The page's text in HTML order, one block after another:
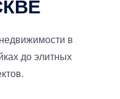
в
до элитных